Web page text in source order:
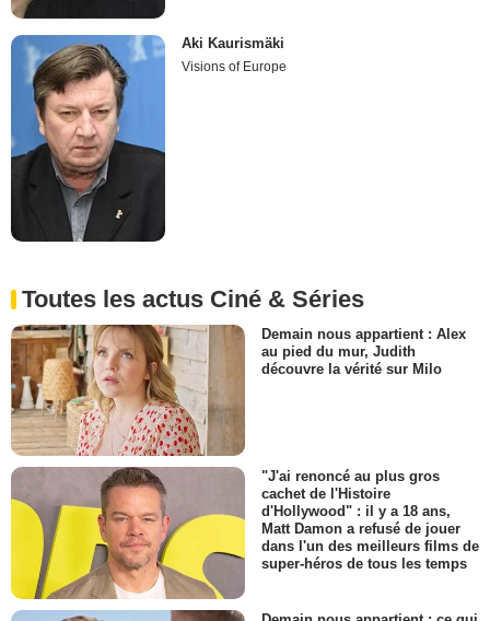
Aki Kaurismäki
Visions of Europe
Toutes les actus Ciné & Séries
Demain nous appartient : Alex
au pied du mur, Judith
découvre la vérité sur Milo
"J'ai renoncé au plus gros
cachet de l'Histoire
d'Hollywood" : il y a 18 ans,
Matt Damon a refusé de jouer
dans l'un des meilleurs films de
super-héros de tous les temps